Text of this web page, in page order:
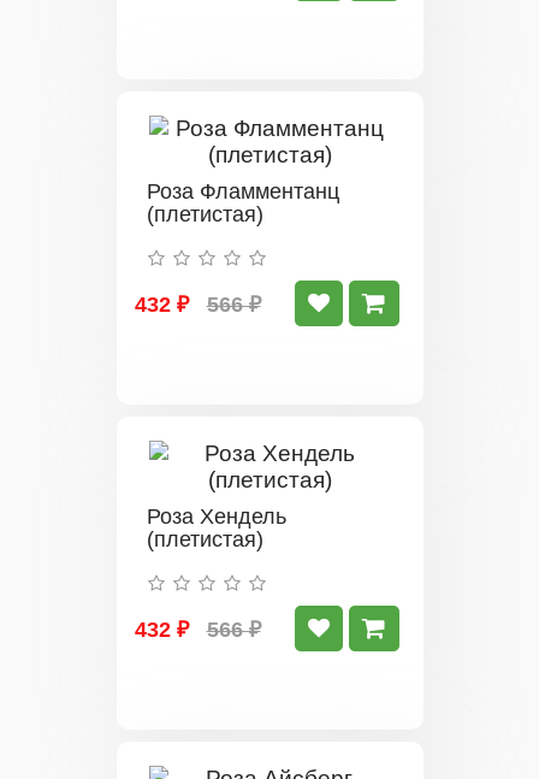
Роза Фламментанц
(плетистая)
432 ₽ 566 ₽
Роза Хендель
(плетистая)
432 ₽ 566 ₽